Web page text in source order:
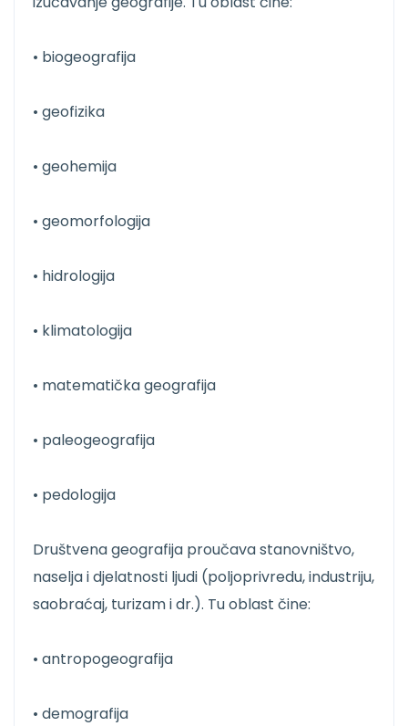
• biogeografija
• geofizika
• geohemija
• geomorfologija
• hidrologija
• klimatologija
• matematička geografija
• paleogeografija
• pedologija
Društvena geografija proučava stanovništvo,
naselja i djelatnosti ljudi (poljoprivredu, industriju,
saobraćaj, turizam i dr.). Tu oblast čine:
• antropogeografija
• demografija